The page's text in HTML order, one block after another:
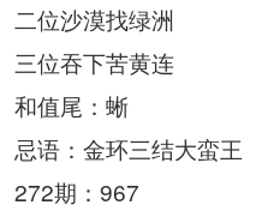
二位沙漠找绿洲
三位吞下苦黄连
和值尾：蜥
忌语：金环三结大蛮王
272期：967